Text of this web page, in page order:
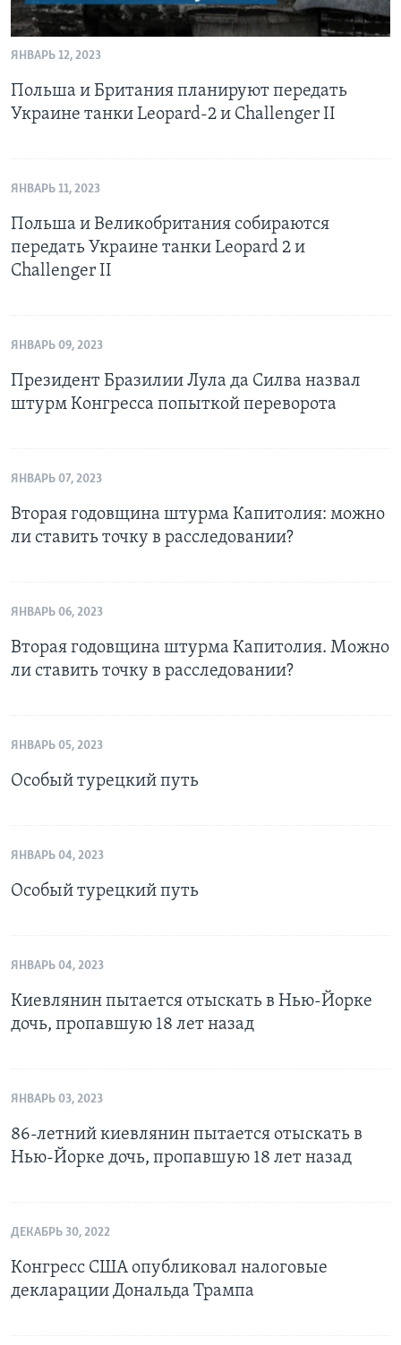
ЯНВАРЬ 12, 2023
Польша и Британия планируют передать
Украине танки Leopard-2 и Challenger II
ЯНВАРЬ 11, 2023
Польша и Великобритания собираются
передать Украине танки Leopard 2 и
Challenger II
ЯНВАРЬ 09, 2023
Президент Бразилии Лула да Силва назвал
штурм Конгресса попыткой переворота
ЯНВАРЬ 07, 2023
Вторая годовщина штурма Капитолия: можно
ли ставить точку в расследовании?
ЯНВАРЬ 06, 2023
Вторая годовщина штурма Капитолия. Можно
ли ставить точку в расследовании?
ЯНВАРЬ 05, 2023
Особый турецкий путь
ЯНВАРЬ 04, 2023
Особый турецкий путь
ЯНВАРЬ 04, 2023
Киевлянин пытается отыскать в Нью-Йорке
дочь, пропавшую 18 лет назад
ЯНВАРЬ 03, 2023
86-летний киевлянин пытается отыскать в
Нью-Йорке дочь, пропавшую 18 лет назад
ДЕКАБРЬ 30, 2022
Конгресс США опубликовал налоговые
декларации Дональда Трампа